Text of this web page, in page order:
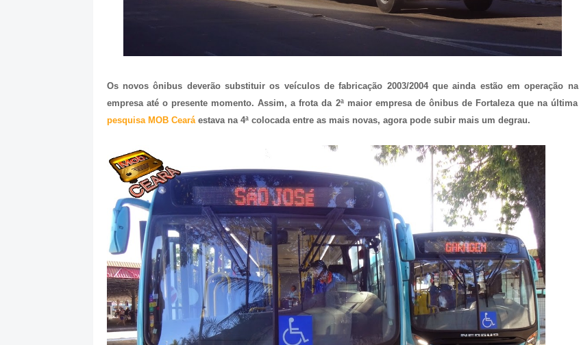
Os novos ônibus deverão substituir os veículos de fabricação 2003/2004 que ainda estão em operação na
empresa até o presente momento. Assim, a frota da 2ª maior empresa de ônibus de Fortaleza que na última
pesquisa MOB Cearáestava na 4ª colocada entre as mais novas, agora pode subir mais um degrau.